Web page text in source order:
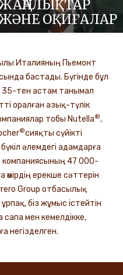
ОҚИҒАЛАР
Италияның Пьемонт
бастады. Бүгінде бұл
тен астам танымал
оралған азық-түлік
тобы Nutella®,
®сияқты сүйікті
әлемдегі адамдарға
47 000-
ерекше сәттерін
Group отбасылық
ұрпақ, біз жұмыс істейтін
мен кемелдікке,
негізделген.